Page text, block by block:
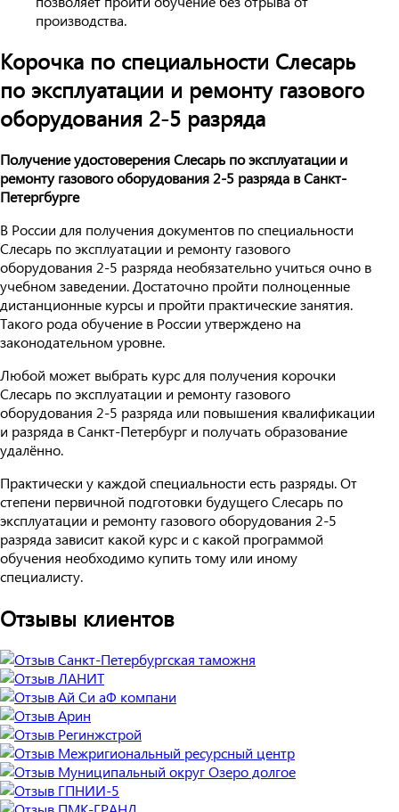
производства.
Корочка по специальности Слесарь
по эксплуатации и ремонту газового
оборудования 2-5 разряда
Получение удостоверения Слесарь по эксплуатации и
ремонту газового оборудования 2-5 разряда в Санкт-
Петергбурге
В России для получения документов по специальности
Слесарь по эксплуатации и ремонту газового
оборудования 2-5 разряда необязательно учиться очно в
учебном заведении. Достаточно пройти полноценные
дистанционные курсы и пройти практические занятия.
Такого рода обучение в России утверждено на
законодательном уровне.
Любой может выбрать курс для получения корочки
Слесарь по эксплуатации и ремонту газового
оборудования 2-5 разряда или повышения квалификации
и разряда в Санкт-Петербург и получать образование
удалённо.
Практически у каждой специальности есть разряды. От
степени первичной подготовки будущего Слесарь по
эксплуатации и ремонту газового оборудования 2-5
разряда зависит какой курс и с какой программой
обучения необходимо купить тому или иному
специалисту.
Отзывы клиентов